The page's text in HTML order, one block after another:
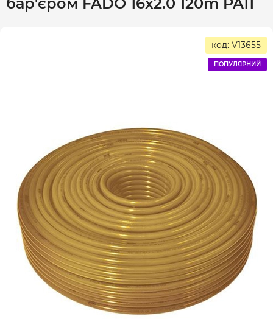
бар'єром FADO 16x2.0 120m PA11
код: V13655
ПОПУЛЯРНИЙ